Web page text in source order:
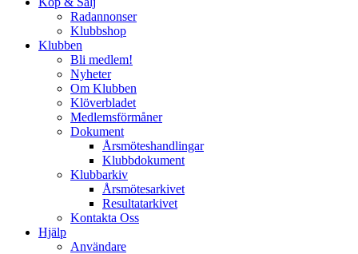
Radannonser
Klubbshop
Klubben
Bli medlem!
Nyheter
Om Klubben
Klöverbladet
Medlemsförmåner
Dokument
Årsmöteshandlingar
Klubbdokument
Klubbarkiv
Årsmötesarkivet
Resultatarkivet
Kontakta Oss
Hjälp
Användare